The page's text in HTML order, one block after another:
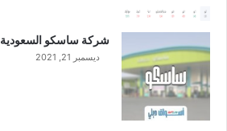
شركة ساسكو السعودية
ديسمبر 21, 2021